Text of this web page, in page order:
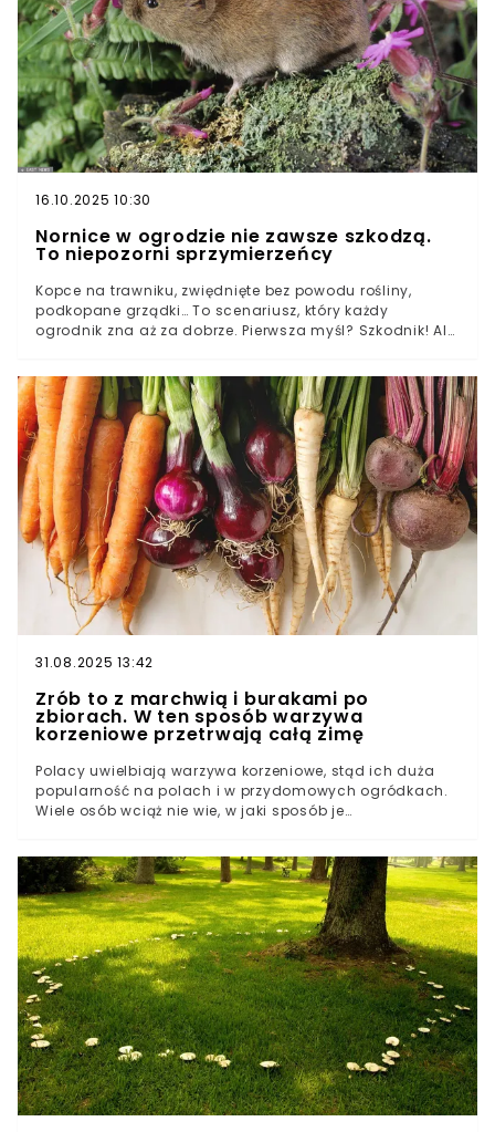
16.10.2025 10:30
Nornice w ogrodzie nie zawsze szkodzą.
To niepozorni sprzymierzeńcy
Kopce na trawniku, zwiędnięte bez powodu rośliny,
podkopane grządki… To scenariusz, który każdy
ogrodnik zna aż za dobrze. Pierwsza myśl? Szkodnik! Ale
radykalne środki, warto spojrzeć na tego małego ssaka
z innej perspektywy. Okazuje się, że jego działalność ma
dwie strony medalu.
31.08.2025 13:42
Zrób to z marchwią i burakami po
zbiorach. W ten sposób warzywa
korzeniowe przetrwają całą zimę
Polacy uwielbiają warzywa korzeniowe, stąd ich duża
popularność na polach i w przydomowych ogródkach.
Wiele osób wciąż nie wie, w jaki sposób je
gdzie marchew czy buraki spędzą najbliższe miesiące.
Inaczej kilogramy jedzenia mogą się zmarnować.